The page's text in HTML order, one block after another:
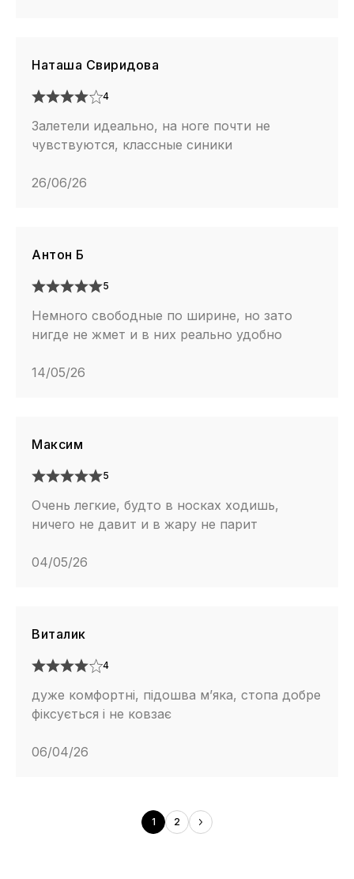
Наташа Свиридова
4
Залетели идеально, на ноге почти не
чувствуются, классные синики
26/06/26
Антон Б
5
Немного свободные по ширине, но зато
нигде не жмет и в них реально удобно
14/05/26
Максим
5
Очень легкие, будто в носках ходишь,
ничего не давит и в жару не парит
04/05/26
Виталик
4
дуже комфортні, підошва м’яка, стопа добре
фіксується і не ковзає
06/04/26
1 2